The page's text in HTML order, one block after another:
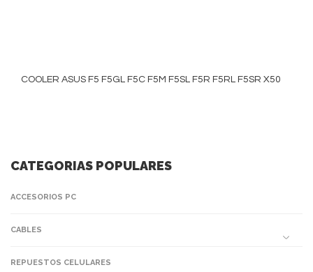
COOLER ASUS F5 F5GL F5C F5M F5SL F5R F5RL F5SR X50
CATEGORIAS POPULARES
ACCESORIOS PC
CABLES
REPUESTOS CELULARES